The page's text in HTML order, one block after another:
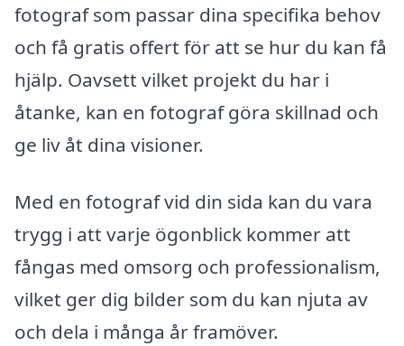
fotograf som passar dina specifika behov
och få gratis offert för att se hur du kan få
hjälp. Oavsett vilket projekt du har i
åtanke, kan en fotograf göra skillnad och
ge liv åt dina visioner.
Med en fotograf vid din sida kan du vara
trygg i att varje ögonblick kommer att
fångas med omsorg och professionalism,
vilket ger dig bilder som du kan njuta av
och dela i många år framöver.